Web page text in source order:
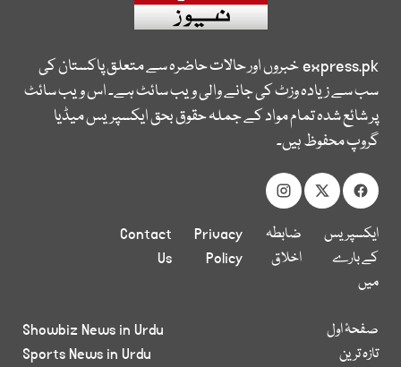
express.pkخبروں اور حالات حاضرہ سے متعلق پاکستان کی
سب سے زیادہ وزٹ کی جانے والی ویب سائٹ ہے۔ اس ویب سائٹ
پر شائع شدہ تمام مواد کے جملہ حقوق بحق ایکسپریس میڈیا
گروپ محفوظ ہیں۔
ایکسپریس
کے بارے
میں
ضابطہ
اخلاق
Privacy
Policy
Contact
Us
صفحۂ اول
تازہ ترین
Showbiz News in Urdu
Sports News in Urdu